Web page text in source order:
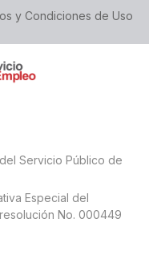
y Condiciones de Uso
Servicio Público de
Especial del
No. 000449